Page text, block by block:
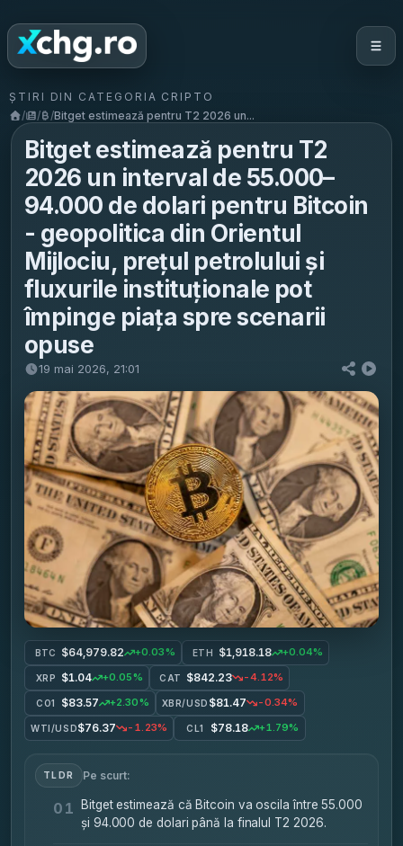
ȘTIRI DIN CATEGORIA CRIPTO
/
/ /Bitget estimează pentru T2 2026 un...
Bitget estimează pentru T2
2026 un interval de 55.000–
94.000 de dolari pentru Bitcoin
- geopolitica din Orientul
Mijlociu, prețul petrolului și
fluxurile instituționale pot
împinge piața spre scenarii
opuse
19 mai 2026, 21:01
BTC $64,979.82 +0.03% ETH $1,918.18 +0.04%
XRP $1.04 +0.05% CAT $842.23 -4.12%
CO1 $83.57 +2.30% XBR/USD $81.47 -0.34%
WTI/USD$76.37 -1.23% CL1 $78.18 +1.79%
TLDR Pe scurt:
01 Bitget estimează că Bitcoin va oscila între 55.000
și 94.000 de dolari până la finalul T2 2026.